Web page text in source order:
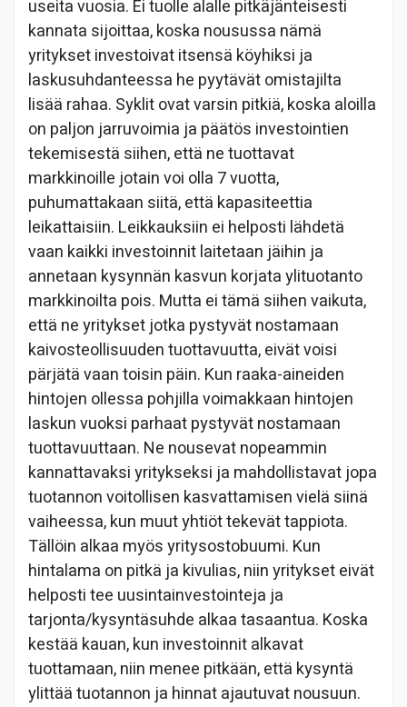
useita vuosia. Ei tuolle alalle pitkäjänteisesti
kannata sijoittaa, koska nousussa nämä
yritykset investoivat itsensä köyhiksi ja
laskusuhdanteessa he pyytävät omistajilta
lisää rahaa. Syklit ovat varsin pitkiä, koska aloilla
on paljon jarruvoimia ja päätös investointien
tekemisestä siihen, että ne tuottavat
markkinoille jotain voi olla 7 vuotta,
puhumattakaan siitä, että kapasiteettia
leikattaisiin. Leikkauksiin ei helposti lähdetä
vaan kaikki investoinnit laitetaan jäihin ja
annetaan kysynnän kasvun korjata ylituotanto
markkinoilta pois. Mutta ei tämä siihen vaikuta,
että ne yritykset jotka pystyvät nostamaan
kaivosteollisuuden tuottavuutta, eivät voisi
pärjätä vaan toisin päin. Kun raaka-aineiden
hintojen ollessa pohjilla voimakkaan hintojen
laskun vuoksi parhaat pystyvät nostamaan
tuottavuuttaan. Ne nousevat nopeammin
kannattavaksi yritykseksi ja mahdollistavat jopa
tuotannon voitollisen kasvattamisen vielä siinä
vaiheessa, kun muut yhtiöt tekevät tappiota.
Tällöin alkaa myös yritysostobuumi. Kun
hintalama on pitkä ja kivulias, niin yritykset eivät
helposti tee uusintainvestointeja ja
tarjonta/kysyntäsuhde alkaa tasaantua. Koska
kestää kauan, kun investoinnit alkavat
tuottamaan, niin menee pitkään, että kysyntä
ylittää tuotannon ja hinnat ajautuvat nousuun.